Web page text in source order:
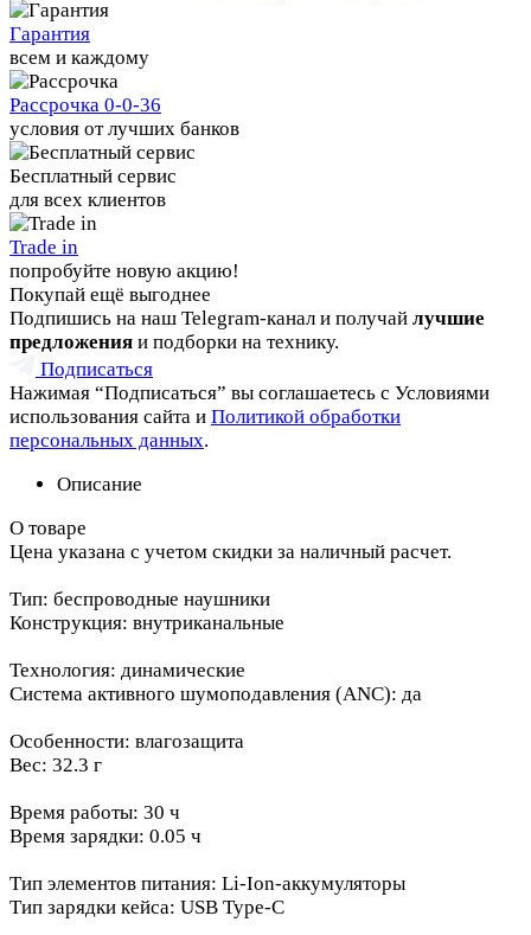
Гарантия
всем и каждому
Рассрочка 0-0-36
условия от лучших банков
Бесплатный сервис
для всех клиентов
Trade in
попробуйте новую акцию!
Покупай ещё выгоднее
Подпишись на наш Telegram-канал и получай лучшие
предложения и подборки на технику.
Подписаться
Нажимая “Подписаться” вы соглашаетесь с Условиями
использования сайта и Политикой обработки
персональных данных.
Описание
О товаре
Цена указана с учетом скидки за наличный расчет.
Тип: беспроводные наушники
Конструкция: внутриканальные
Технология: динамические
Система активного шумоподавления (ANC): да
Особенности: влагозащита
Вес: 32.3 г
Время работы: 30 ч
Время зарядки: 0.05 ч
Тип элементов питания: Li-Ion-аккумуляторы
Тип зарядки кейса: USB Type-C